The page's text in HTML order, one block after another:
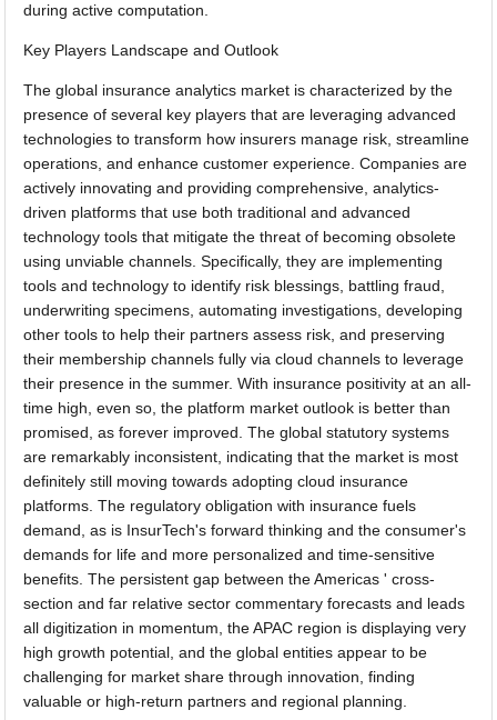
during active computation.
Key Players Landscape and Outlook
The global insurance analytics market is characterized by the
presence of several key players that are leveraging advanced
technologies to transform how insurers manage risk, streamline
operations, and enhance customer experience. Companies are
actively innovating and providing comprehensive, analytics-
driven platforms that use both traditional and advanced
technology tools that mitigate the threat of becoming obsolete
using unviable channels. Specifically, they are implementing
tools and technology to identify risk blessings, battling fraud,
underwriting specimens, automating investigations, developing
other tools to help their partners assess risk, and preserving
their membership channels fully via cloud channels to leverage
their presence in the summer. With insurance positivity at an all-
time high, even so, the platform market outlook is better than
promised, as forever improved. The global statutory systems
are remarkably inconsistent, indicating that the market is most
definitely still moving towards adopting cloud insurance
platforms. The regulatory obligation with insurance fuels
demand, as is InsurTech's forward thinking and the consumer's
demands for life and more personalized and time-sensitive
benefits. The persistent gap between the Americas ' cross-
section and far relative sector commentary forecasts and leads
all digitization in momentum, the APAC region is displaying very
high growth potential, and the global entities appear to be
challenging for market share through innovation, finding
valuable or high-return partners and regional planning.